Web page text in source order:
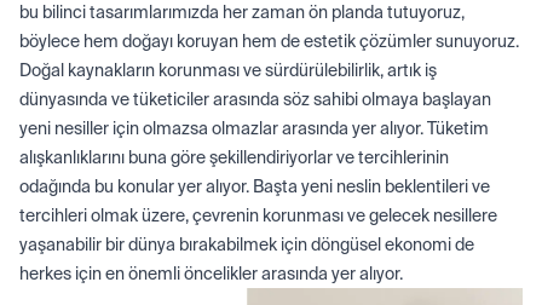
bu bilinci tasarımlarımızda her zaman ön planda tutuyoruz,
böylece hem doğayı koruyan hem de estetik çözümler sunuyoruz.
Doğal kaynakların korunması ve sürdürülebilirlik, artık iş
dünyasında ve tüketiciler arasında söz sahibi olmaya başlayan
yeni nesiller için olmazsa olmazlar arasında yer alıyor. Tüketim
alışkanlıklarını buna göre şekillendiriyorlar ve tercihlerinin
odağında bu konular yer alıyor. Başta yeni neslin beklentileri ve
tercihleri olmak üzere, çevrenin korunması ve gelecek nesillere
yaşanabilir bir dünya bırakabilmek için döngüsel ekonomi de
herkes için en önemli öncelikler arasında yer alıyor.